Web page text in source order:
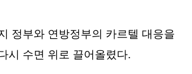
정부와 연방정부의 카르텔 대응을
시 수면 위로 끌어올렸다.